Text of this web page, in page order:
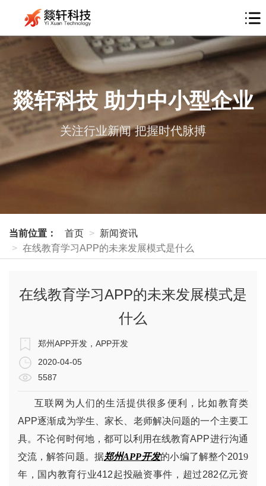
燚轩科技 助力中小型企业
关注行业新闻 把握时代脉搏
当前位置： 首页
新闻资讯
在线教育学习APP的未来发展模式是什么
在线教育学习APP的未来发展模式是
什么
郑州APP开发，APP开发
2020-04-05
5587
互联网为人们的生活提供很多便利，比如教育类
APP逐渐成为学生、家长、老师解决问题的一个主要工
具。不论何时何地，都可以利用在线教育APP进行沟通
交流，解答问题。 据郑州APP开发的小编了解整个2019
年，国内教育行业412起投融资事件，超过282亿元资